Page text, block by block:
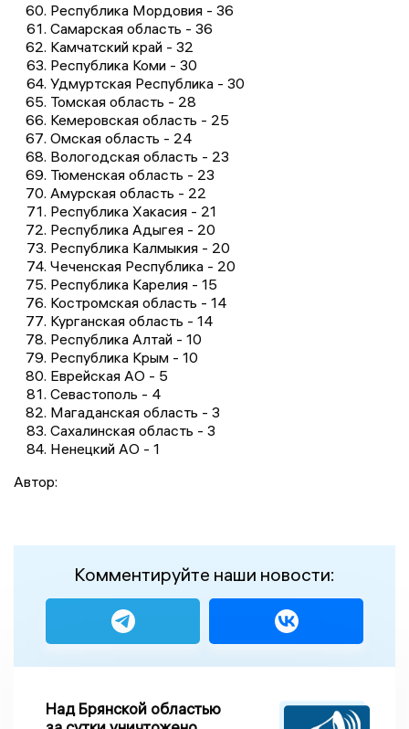
Республика Мордовия - 36
Самарская область - 36
Камчатский край - 32
Республика Коми - 30
Удмуртская Республика - 30
Томская область - 28
Кемеровская область - 25
Омская область - 24
Вологодская область - 23
Тюменская область - 23
Амурская область - 22
Республика Хакасия - 21
Республика Адыгея - 20
Республика Калмыкия - 20
Чеченская Республика - 20
Республика Карелия - 15
Костромская область - 14
Курганская область - 14
Республика Алтай - 10
Республика Крым - 10
Еврейская АО - 5
Севастополь - 4
Магаданская область - 3
Сахалинская область - 3
Ненецкий АО - 1
Автор:
Комментируйте наши новости:
Над Брянской областью